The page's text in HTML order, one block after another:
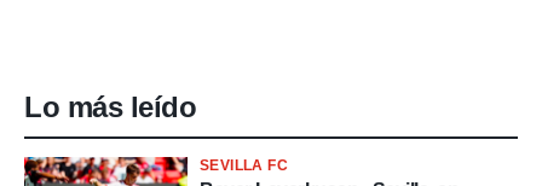
Lo más leído
SEVILLA FC